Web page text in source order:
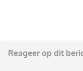
Reageer op dit